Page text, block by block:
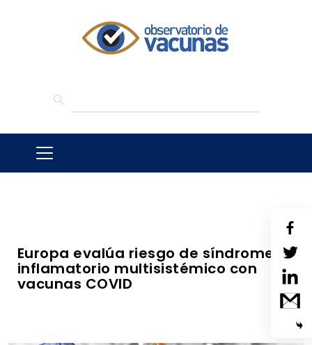
Europa evalúa riesgo de síndrome
inflamatorio multisistémico con
vacunas COVID